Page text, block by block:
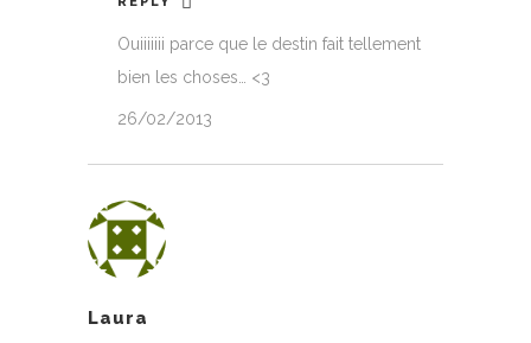
Ouiiiiiii parce que le destin fait tellement
bien les choses… <3
26/02/2013
Laura